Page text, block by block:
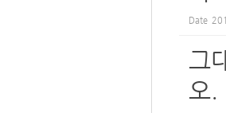
Date
그
오.